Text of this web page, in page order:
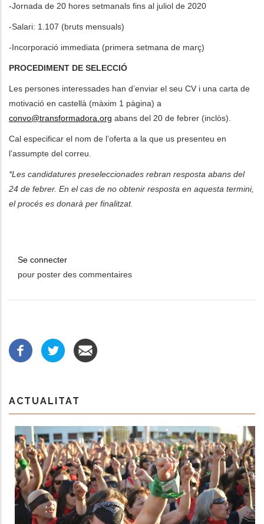
-Jornada de 20 hores setmanals fins al juliol de 2020
-Salari: 1.107 (bruts mensuals)
-Incorporació immediata (primera setmana de març)
PROCEDIMENT DE SELECCIÓ
Les persones interessades han d’enviar el seu CV i una carta de
motivació en castellà (màxim 1 pàgina) a
convo@transformadora.org abans del 20 de febrer (inclòs).
Cal especificar el nom de l’oferta a la que us presenteu en
l’assumpte del correu.
*Les candidatures preseleccionades rebran resposta abans del
24 de febrer. En el cas de no obtenir resposta en aquesta termini,
el procés es donarà per finalitzat.
Se connecter
pour poster des commentaires
ACTUALITAT